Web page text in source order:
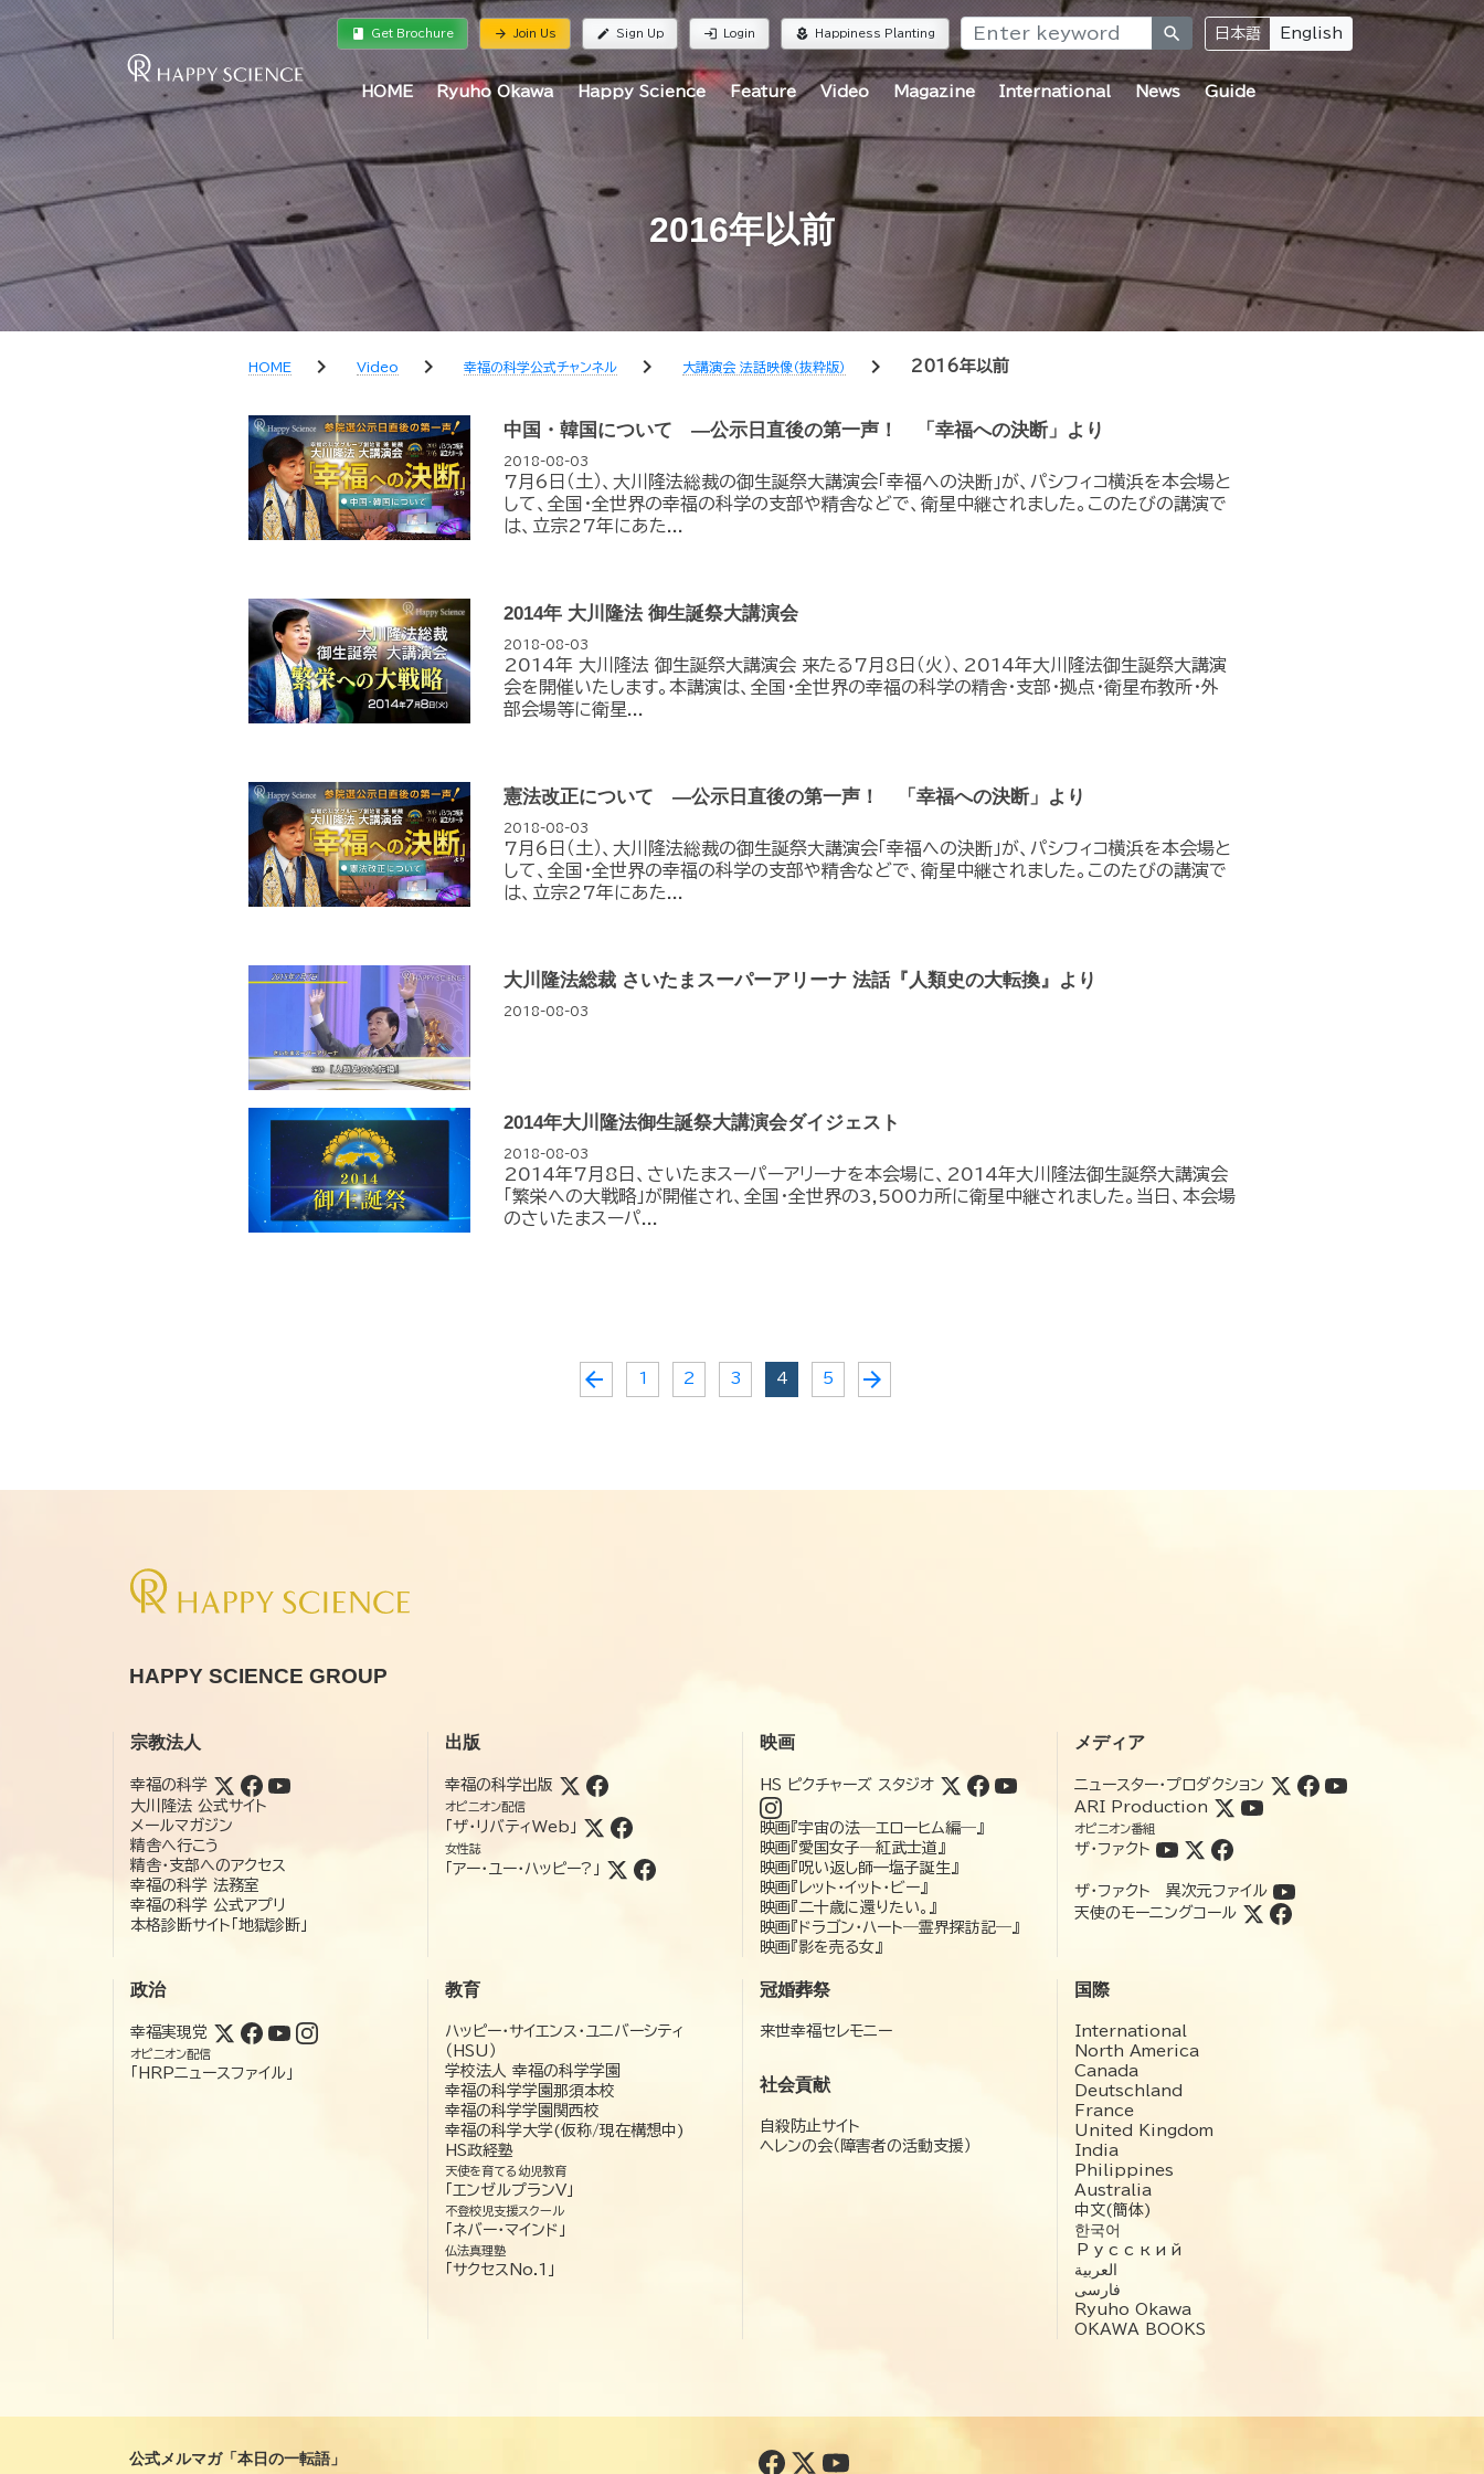
book Get Brochure arrow_forward Join Us edit Sign Up login Login local_florist Happiness Planting search 日本語 English
HOME Ryuho Okawa Happy Science Feature Video Magazine International News Guide
2016年以前
HOME chevron_right Video chevron_right 幸福の科学公式チャンネル chevron_right 大講演会 法話映像（抜粋版） chevron_right 2016年以前
中国・韓国について ―公示日直後の第一声！ 「幸福への決断」より
2018-08-03
7月6日（土）、大川隆法総裁の御生誕祭大講演会「幸福への決断」が、パシフィコ横浜­を本会場と
して、全国・全世界の幸福の科学の支部や精舎などで、衛星中継されました。このたびの講演で
は、立宗27年にあた...
2014年 大川隆法 御生誕祭大講演会
2018-08-03
2014年 大川隆法 御生誕祭大講演会 来たる7月8日（火）、2014年大川隆法御生誕祭大講演
会を開催いたします。本講演は、全国・全世界の幸福の科学の精舎・支部・拠点・衛星布教所・外
部会場等に衛星...
憲法改正について ―公示日直後の第一声！ 「幸福への決断」より
2018-08-03
7月6日（土）、大川隆法総裁の御生誕祭大講演会「幸福への決断」が、パシフィコ横浜­を本会場と
して、全国・全世界の幸福の科学の支部や精舎などで、衛星中継されました。このたびの講演で
は、立宗27年にあた...
大川隆法総裁 さいたまスーパーアリーナ 法話『人類史の大転換』より
2018-08-03
2014年大川隆法御生誕祭大講演会ダイジェスト
2018-08-03
2014年7月8日、さいたまスーパーアリーナを本会場に、2014年大川隆法御生誕祭大講演会
「繁栄への大戦略」が開催され、全国・全世界の3,500カ所に衛星中継されました。当日、本会場
のさいたまスーパ...
arrow_back 1 2 3 4 5 arrow_forward
HAPPY SCIENCE GROUP
宗教法人
幸福の科学
大川隆法 公式サイト
メールマガジン
精舎へ行こう
精舎・支部へのアクセス
幸福の科学 法務室
幸福の科学 公式アプリ
本格診断サイト「地獄診断」
出版
幸福の科学出版
オピニオン配信
「ザ・リバティWeb」
女性誌
「アー・ユー・ハッピー?」
映画
HS ピクチャーズ スタジオ
映画『宇宙の法―エローヒム編―』
映画『愛国女子―紅武士道』
映画『呪い返し師—塩子誕生』
映画『レット・イット・ビー』
映画『二十歳に還りたい。』
映画『ドラゴン・ハート―霊界探訪記―』
映画『影を売る女』
メディア
ニュースター・プロダクション
ARI Production
オピニオン番組
ザ・ファクト
ザ・ファクト 異次元ファイル
天使のモーニングコール
政治
幸福実現党
オピニオン配信
「HRPニュースファイル」
教育
ハッピー・サイエンス・ユニバーシティ
（HSU）
学校法人 幸福の科学学園
幸福の科学学園那須本校
幸福の科学学園関西校
幸福の科学大学(仮称/現在構想中)
HS政経塾
天使を育てる幼児教育
「エンゼルプランV」
不登校児支援スクール
「ネバー・マインド」
仏法真理塾
「サクセスNo.1」
冠婚葬祭
来世幸福セレモニー
社会貢献
自殺防止サイト
ヘレンの会（障害者の活動支援）
国際
International
North America
Canada
Deutschland
France
United Kingdom
India
Philippines
Australia
中文(簡体)
한국어
Русский
العربية‏
فارسی
Ryuho Okawa
OKAWA BOOKS
公式メルマガ「本日の一転語」